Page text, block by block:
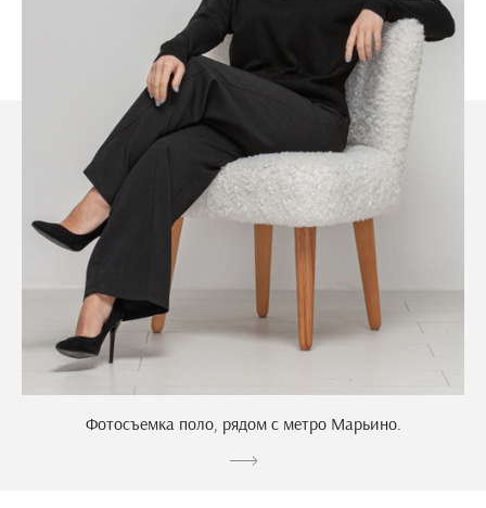
Фотосъемка поло, рядом с метро Марьино.